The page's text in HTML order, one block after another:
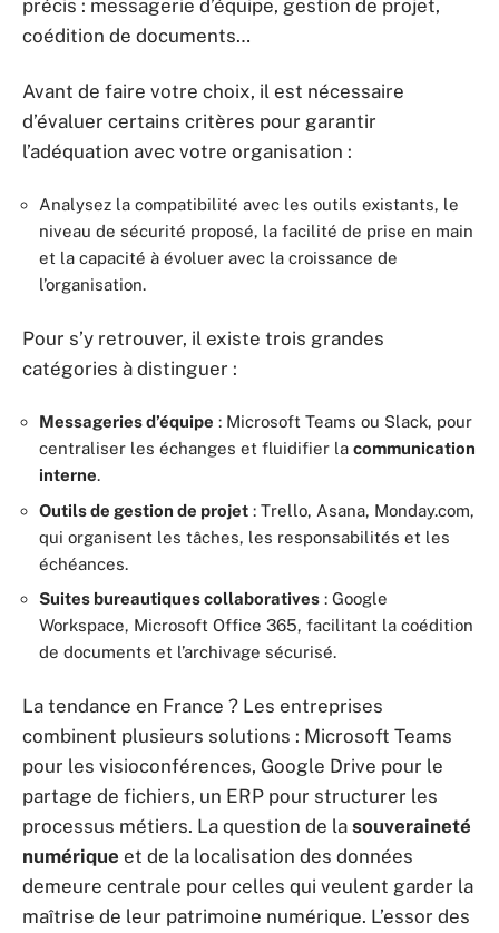
précis : messagerie d’équipe, gestion de projet,
coédition de documents…
Avant de faire votre choix, il est nécessaire
d’évaluer certains critères pour garantir
l’adéquation avec votre organisation :
Analysez la compatibilité avec les outils existants, le
niveau de sécurité proposé, la facilité de prise en main
et la capacité à évoluer avec la croissance de
l’organisation.
Pour s’y retrouver, il existe trois grandes
catégories à distinguer :
Messageries d’équipe : Microsoft Teams ou Slack, pour
centraliser les échanges et fluidifier la communication
interne.
Outils de gestion de projet : Trello, Asana, Monday.com,
qui organisent les tâches, les responsabilités et les
échéances.
Suites bureautiques collaboratives : Google
Workspace, Microsoft Office 365, facilitant la coédition
de documents et l’archivage sécurisé.
La tendance en France ? Les entreprises
combinent plusieurs solutions : Microsoft Teams
pour les visioconférences, Google Drive pour le
partage de fichiers, un ERP pour structurer les
processus métiers. La question de la souveraineté
numérique et de la localisation des données
demeure centrale pour celles qui veulent garder la
maîtrise de leur patrimoine numérique. L’essor des